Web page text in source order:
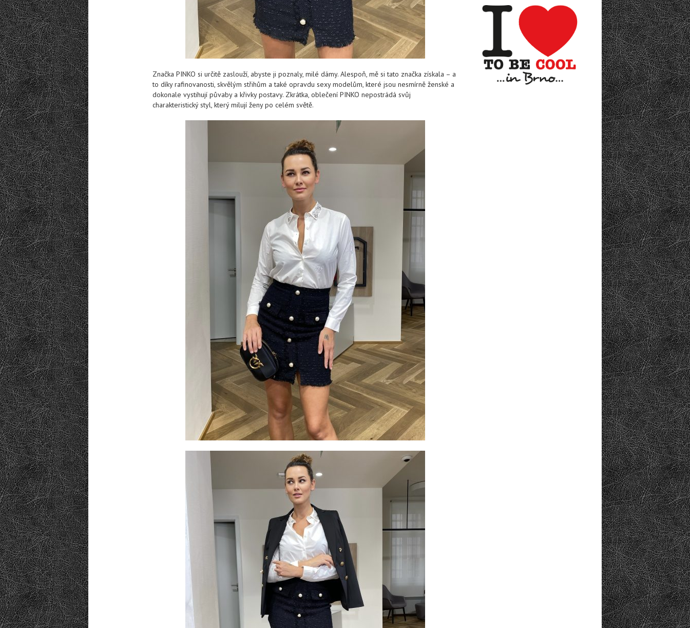
Značka PINKO si určitě zaslouží, abyste ji poznaly, milé dámy. Alespoň, mě si tato značka získala – a
to díky rafinovanosti, skvělým střihům a také opravdu sexy modelům, které jsou nesmírně ženské a
dokonale vystihují půvaby a křivky postavy. Zkrátka, oblečení PINKO nepostrádá svůj
charakteristický styl, který milují ženy po celém světě.